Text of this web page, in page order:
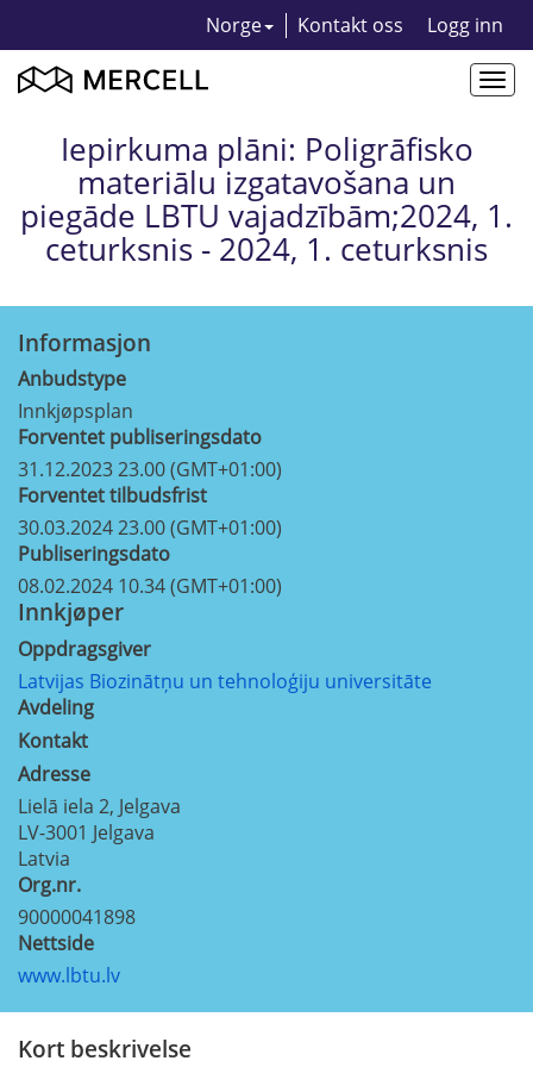
Norge Kontakt oss Logg inn
Iepirkuma plāni: Poligrāfisko
materiālu izgatavošana un
piegāde LBTU vajadzībām;2024, 1.
ceturksnis - 2024, 1. ceturksnis
Informasjon
Anbudstype
Innkjøpsplan
Forventet publiseringsdato
31.12.2023 23.00 (GMT+01:00)
Forventet tilbudsfrist
30.03.2024 23.00 (GMT+01:00)
Publiseringsdato
08.02.2024 10.34 (GMT+01:00)
Innkjøper
Oppdragsgiver
Latvijas Biozinātņu un tehnoloģiju universitāte
Avdeling
Kontakt
Adresse
Lielā iela 2, Jelgava
LV-3001 Jelgava
Latvia
Org.nr.
90000041898
Nettside
www.lbtu.lv
Kort beskrivelse